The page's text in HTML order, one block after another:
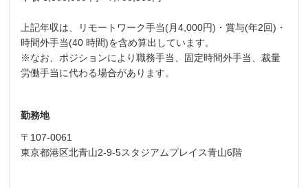
上記年収は、リモートワーク手当(月4,000円)・賞与(年2回)・
時間外手当(40 時間)を含め算出しています。
※なお、ポジションにより職務手当、固定時間外手当、裁量
労働手当に代わる場合があります。
勤務地
〒107-0061
東京都港区北青山2-9-5スタジアムプレイス青山6階